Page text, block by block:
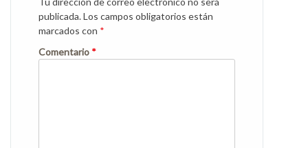
publicada.Los campos obligatorios están
marcados con *
Comentario *